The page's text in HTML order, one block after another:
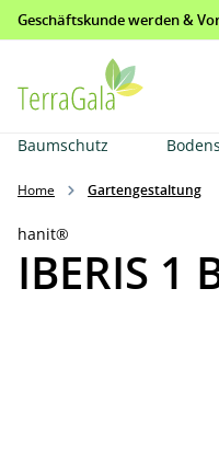
Zur
Geschäftskunde werden &
Baumschutz
Home Gartengestaltung
hanit®
IBERIS